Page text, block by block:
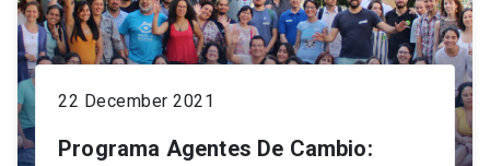
22 December 2021
Programa Agentes De Cambio: